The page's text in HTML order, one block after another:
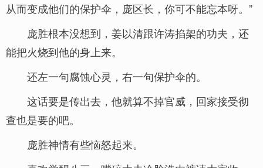
从而变成他们的保护伞，庞区长，你可不能忘本呀。”
庞胜根本没想到，姜以清跟许涛掐架的功夫，还
能把火烧到他的身上来。
还左一句腐蚀心灵，右一句保护伞的。
这话要是传出去，他就算不掉官威，回家接受彻
查也是要的吧。
庞胜神情有些恼怒起来。